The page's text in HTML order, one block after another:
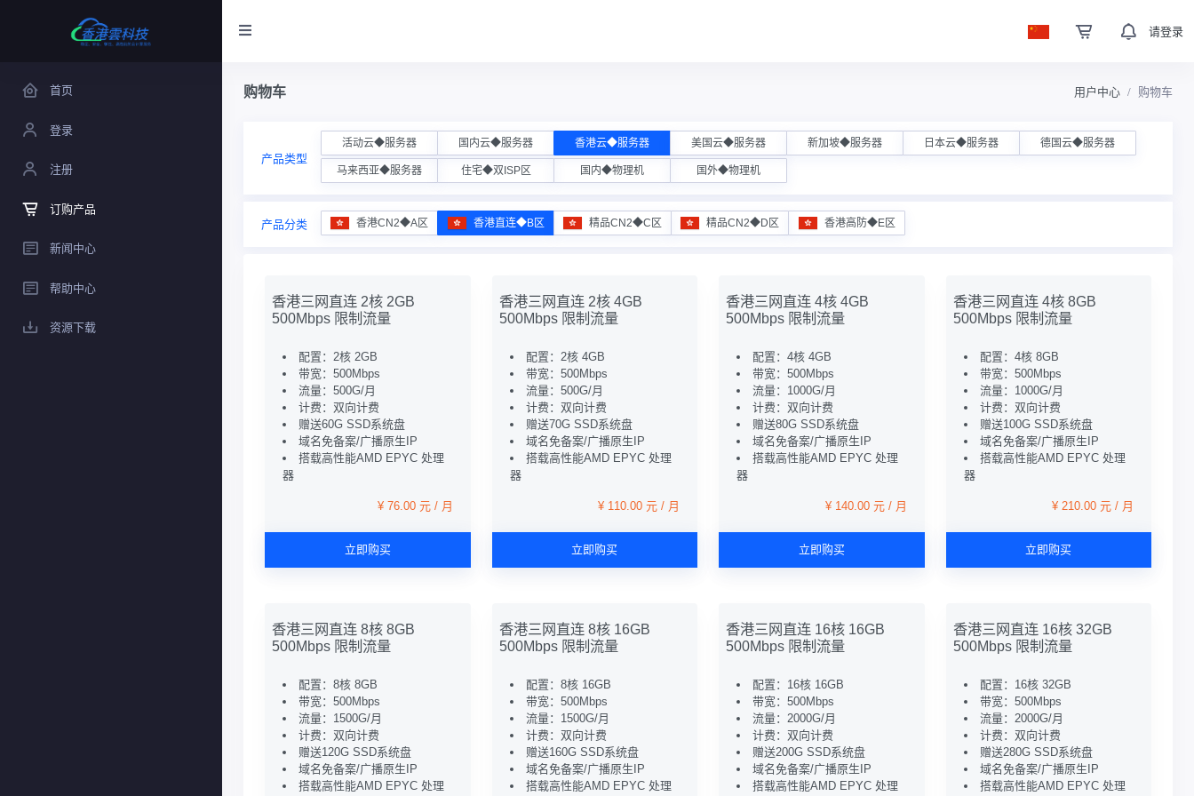
请登录
首页
登录
注册
订购产品
新闻中心
帮助中心
资源下载
购物车 用户中心 购物车
产品类型
活动云◆服务器 国内云◆服务器 香港云◆服务器 美国云◆服务器 新加坡◆服务器 日本云◆服务器 德国云◆服务器
马来西亚◆服务器 住宅◆双ISP区 国内◆物理机 国外◆物理机
产品分类 香港CN2◆A区 香港直连◆B区 精品CN2◆C区 精品CN2◆D区 香港高防◆E区
香港三网直连 2核 2GB
500Mbps 限制流量
配置：2核 2GB
带宽：500Mbps
流量：500G/月
计费：双向计费
赠送60G SSD系统盘
域名免备案/广播原生IP
搭载高性能AMD EPYC 处理
器
¥ 76.00 元 / 月
立即购买
香港三网直连 2核 4GB
500Mbps 限制流量
配置：2核 4GB
带宽：500Mbps
流量：500G/月
计费：双向计费
赠送70G SSD系统盘
域名免备案/广播原生IP
搭载高性能AMD EPYC 处理
器
¥ 110.00 元 / 月
立即购买
香港三网直连 4核 4GB
500Mbps 限制流量
配置：4核 4GB
带宽：500Mbps
流量：1000G/月
计费：双向计费
赠送80G SSD系统盘
域名免备案/广播原生IP
搭载高性能AMD EPYC 处理
器
¥ 140.00 元 / 月
立即购买
香港三网直连 4核 8GB
500Mbps 限制流量
配置：4核 8GB
带宽：500Mbps
流量：1000G/月
计费：双向计费
赠送100G SSD系统盘
域名免备案/广播原生IP
搭载高性能AMD EPYC 处理
器
¥ 210.00 元 / 月
立即购买
香港三网直连 8核 8GB
500Mbps 限制流量
配置：8核 8GB
带宽：500Mbps
流量：1500G/月
计费：双向计费
赠送120G SSD系统盘
域名免备案/广播原生IP
搭载高性能AMD EPYC 处理
香港三网直连 8核 16GB
500Mbps 限制流量
配置：8核 16GB
带宽：500Mbps
流量：1500G/月
计费：双向计费
赠送160G SSD系统盘
域名免备案/广播原生IP
搭载高性能AMD EPYC 处理
香港三网直连 16核 16GB
500Mbps 限制流量
配置：16核 16GB
带宽：500Mbps
流量：2000G/月
计费：双向计费
赠送200G SSD系统盘
域名免备案/广播原生IP
搭载高性能AMD EPYC 处理
香港三网直连 16核 32GB
500Mbps 限制流量
配置：16核 32GB
带宽：500Mbps
流量：2000G/月
计费：双向计费
赠送280G SSD系统盘
域名免备案/广播原生IP
搭载高性能AMD EPYC 处理